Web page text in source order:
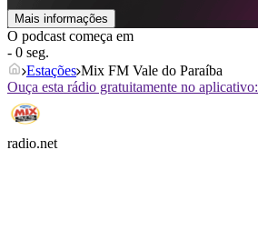
Mais informações
O podcast começa em
- 0 seg.
Estações Mix FM Vale do Paraíba
Ouça esta rádio gratuitamente no aplicativo:
radio.net